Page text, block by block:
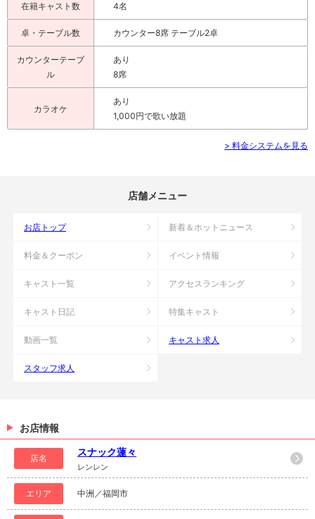
在籍キャスト数 4名
卓・テーブル数 カウンター8席 テーブル2卓
カウンターテーブ
ル
あり
8席
カラオケ
あり
1,000円で歌い放題
> 料金システムを見る
店舗メニュー
お店トップ 新着＆ホットニュース
料金＆クーポン イベント情報
キャスト一覧 アクセスランキング
キャスト日記 特集キャスト
動画一覧 キャスト求人
スタッフ求人
お店情報
店名
スナック蓮々
レンレン
エリア 中洲／福岡市